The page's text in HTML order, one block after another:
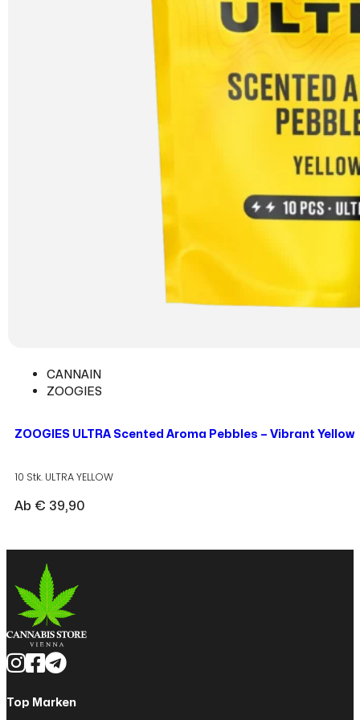
CANNAIN
ZOOGIES
ZOOGIES ULTRA Scented Aroma Pebbles – Vibrant Yellow
10 Stk. ULTRA YELLOW
Ab € 39,90
Top Marken